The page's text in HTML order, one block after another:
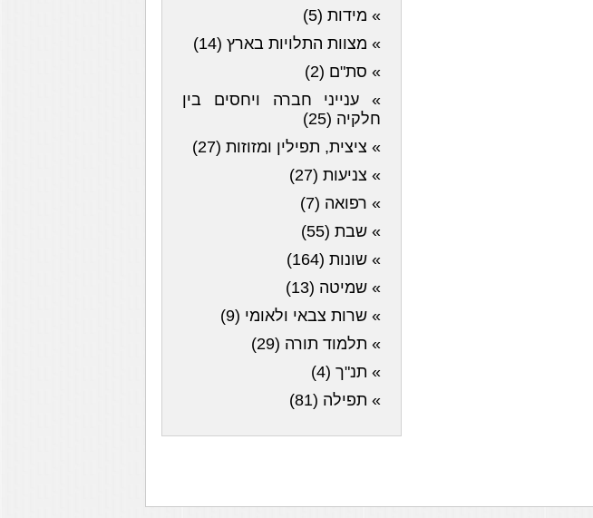
» מידות (5)
» מצוות התלויות בארץ (14)
» סת"ם (2)
» ענייני חברה ויחסים בין
חלקיה (25)
» ציצית, תפילין ומזוזות (27)
» צניעות (27)
» רפואה (7)
» שבת (55)
» שונות (164)
» שמיטה (13)
» שרות צבאי ולאומי (9)
» תלמוד תורה (29)
» תנ"ך (4)
» תפילה (81)